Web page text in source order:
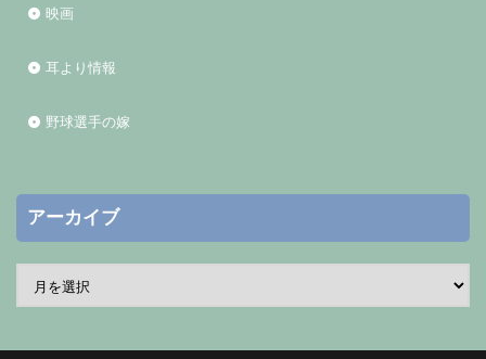
映画
耳より情報
野球選手の嫁
アーカイブ